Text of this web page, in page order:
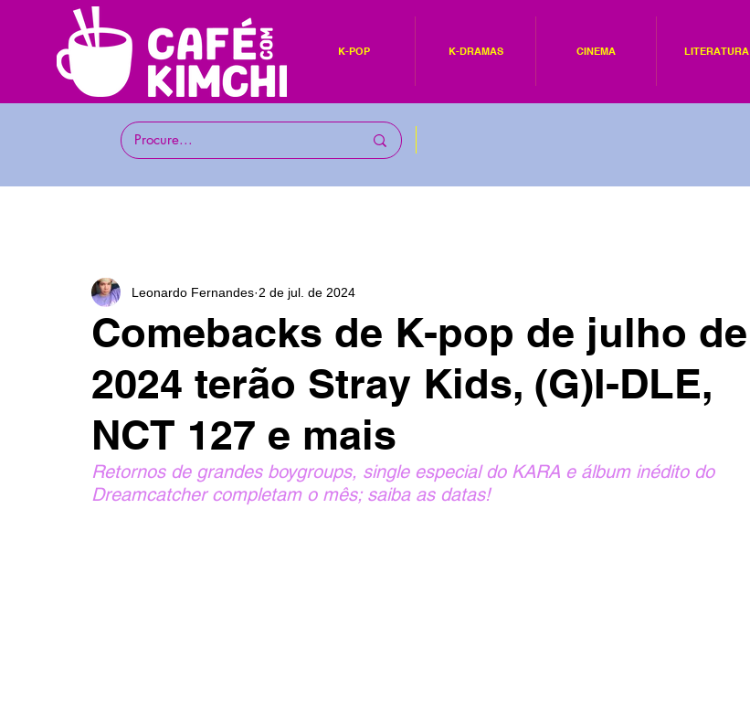
K-POP K-DRAMAS CINEMA LITERATURA
Comebacks de K-pop de julho de
2024 terão Stray Kids, (G)I-DLE,
NCT 127 e mais
Leonardo Fernandes 2 de jul. de 2024
Retornos de grandes boygroups, single especial do KARA e álbum inédito do
Dreamcatcher completam o mês; saiba as datas!